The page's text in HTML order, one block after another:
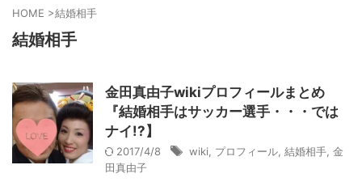
HOME >結婚相手
結婚相手
金田真由子wikiプロフィールまとめ
『結婚相手はサッカー選手・・・では
ナイ!?】
2017/4/8 wiki プロフィール 結婚相手 金
田真由子